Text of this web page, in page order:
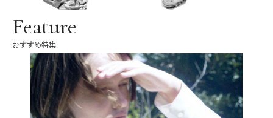
Feature
おすすめ特集